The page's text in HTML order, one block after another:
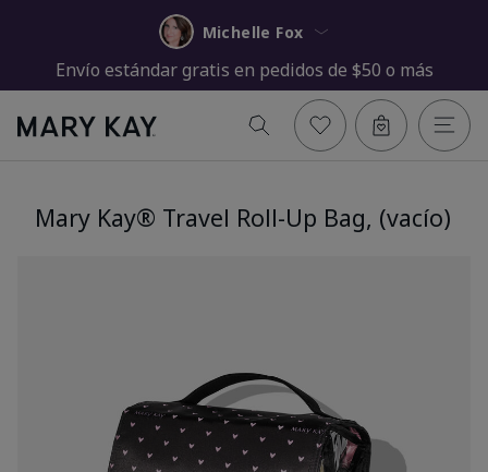
Michelle Fox
Envío estándar gratis en pedidos de $50 o más
Mary Kay® Travel Roll-Up Bag, (vacío)